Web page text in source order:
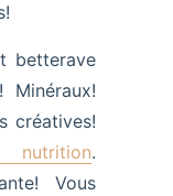
betterave
Minéraux!
créatives!
nutrition.
Vous